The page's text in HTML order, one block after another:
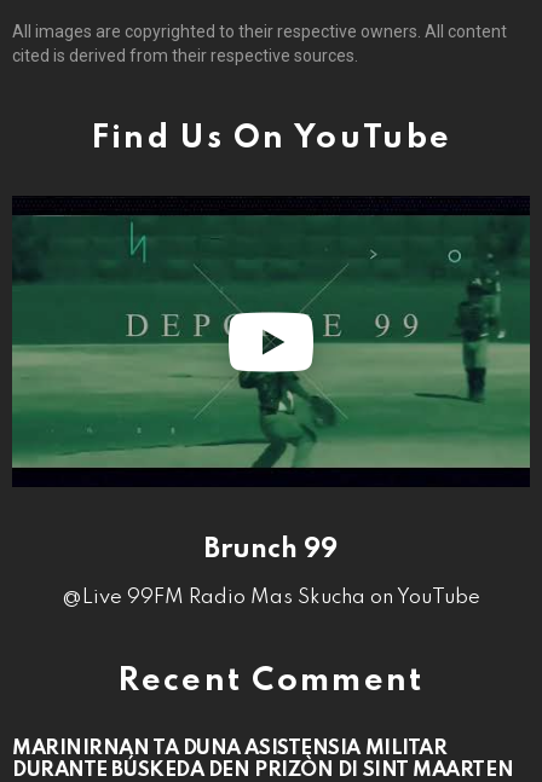
All images are copyrighted to their respective owners. All content
cited is derived from their respective sources.
Find Us On YouTube
Brunch 99
@Live 99FM Radio Mas Skucha on YouTube
Recent Comment
MARINIRNAN TA DUNA ASISTENSIA MILITAR
DURANTE BÚSKEDA DEN PRIZÒN DI SINT MAARTEN